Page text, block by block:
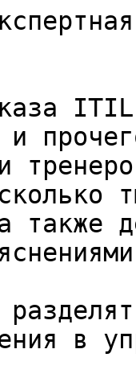
и
и
также
в